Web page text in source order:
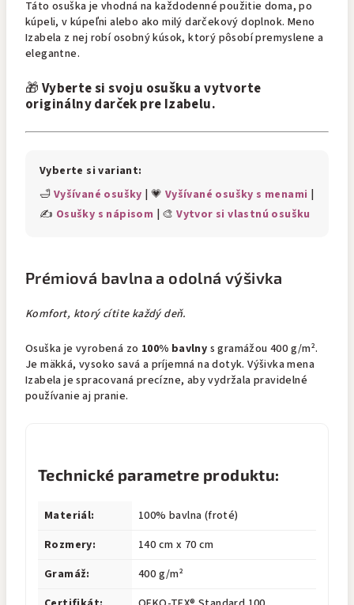
Táto osuška je vhodná na každodenné použitie doma, po
kúpeli, v kúpeľni alebo ako milý darčekový doplnok. Meno
Izabela z nej robí osobný kúsok, ktorý pôsobí premyslene a
elegantne.
🎁 Vyberte si svoju osušku a vytvorte
originálny darček pre Izabelu.
Vyberte si variant:
🛁 Vyšívané osušky | 💗 Vyšívané osušky s menami
✍️ Osušky s nápisom | 🎨Vytvor si vlastnú osušku
Prémiová bavlna a odolná výšivka
Komfort, ktorý cítite každý deň.
Osuška je vyrobená zo 100% bavlny s gramážou 400 g/m².
Je mäkká, vysoko savá a príjemná na dotyk. Výšivka mena
Izabela je spracovaná precízne, aby vydržala pravidelné
používanie aj pranie.
Technické parametre produktu:
Materiál:
100% bavlna (froté)
Rozmery:
140 cm x 70 cm
Gramáž:
400 g/m²